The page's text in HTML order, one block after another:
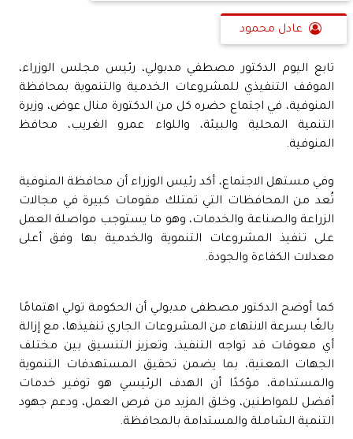
عادل محمود
تابع اليوم الدكتور مصطفي مدبولي، رئيس مجلس الوزراء،
الموقف التنفيذي للمشروعات الخدمية والتنموية بمحافظة
المنوفية، في اجتماع حضره كل من الدكتورة منال عوض، وزيرة
التنمية المحلية والبيئة، واللواء عمرو الغريب، محافظ
المنوفية.
وفي مستهل الاجتماع، أكد رئيس الوزراء أن محافظة المنوفية
تُعد من المحافظات التي تمتلك مقومات كبيرة في مجالات
الزراعة والصناعة والخدمات، وهو ما يستوجب مواصلة العمل
على تنفيذ المشروعات التنموية والخدمية بها وفق أعلى
معدلات الكفاءة والجودة.
كما أوضح الدكتور مصطفى مدبولي أن الحكومة تولي اهتمامًا
بالغًا بسرعة الانتهاء من المشروعات الجاري تنفيذها، مع إزالة
أي معوقات قد تواجه التنفيذ، وتعزيز التنسيق بين مختلف
الجهات المعنية، بما يضمن تحقيق المستهدفات التنموية
والمستدامة، مؤكدًا أن الهدف الرئيسي هو توفير خدمات
أفضل للمواطنين، وخلق المزيد من فرص العمل، ودعم جهود
التنمية الشاملة والمستدامة بالمحافظة.